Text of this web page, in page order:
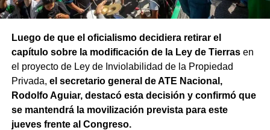
Luego de que el oficialismo decidiera retirar el
capítulo sobre la modificación de la Ley de Tierrasen
el proyecto de Ley de Inviolabilidad de la Propiedad
Privada, el secretario general de ATE Nacional,
Rodolfo Aguiar, destacó esta decisión y confirmó que
se mantendrá la movilización prevista para este
jueves frente al Congreso.